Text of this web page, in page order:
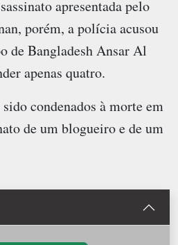
apresentada pelo
porém, a polícia acusou
de Bangladesh Ansar Al
apenas quatro.
condenados à morte em
de um blogueiro e de um